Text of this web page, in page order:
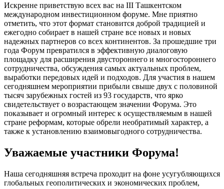
Искренне приветствую всех вас на III Ташкентском
международном инвестиционном форуме. Мне приятно
отметить, что этот формат становится доброй традицией и
ежегодно собирает в нашей стране все новых и новых
надежных партнеров со всех континентов. За прошедшие три
года Форум превратился в эффективную диалоговую
площадку для расширения двустороннего и многостороннего
сотрудничества, обсуждения самых актуальных проблем,
выработки передовых идей и подходов. Для участия в нашем
сегодняшнем мероприятии прибыли свыше двух с половиной
тысяч зарубежных гостей из 93 государств, что ярко
свидетельствует о возрастающем значении Форума. Это
показывает и огромный интерес к осуществляемым в нашей
стране реформам, которые обрели необратимый характер, а
также к установлению взаимовыгодного сотрудничества.
Уважаемые участники Форума!
Наша сегодняшняя встреча проходит на фоне усугубляющихся
глобальных геополитических и экономических проблем,